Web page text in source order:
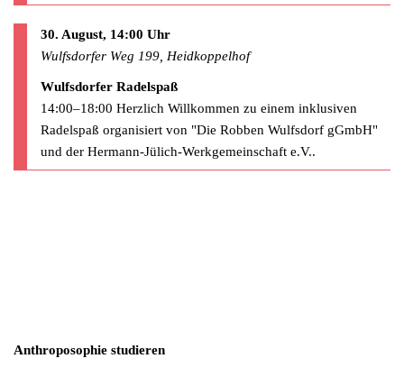
30. August, 14:00 Uhr
Wulfsdorfer Weg 199, Heidkoppelhof
Wulfsdorfer Radelspaß
14:00–18:00 Herzlich Willkommen zu einem inklusiven
Radelspaß organisiert von "Die Robben Wulfsdorf gGmbH"
und der Hermann-Jülich-Werkgemeinschaft e.V..
Anthroposophie studieren